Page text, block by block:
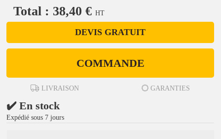
Total : 38,40 € HT
DEVIS GRATUIT
COMMANDE
LIVRAISON GARANTIES
✔️ En stock
Expédié sous 7 jours